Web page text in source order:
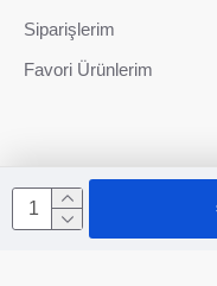
Siparişlerim
Favori Ürünlerim
Sepetim 0507 724